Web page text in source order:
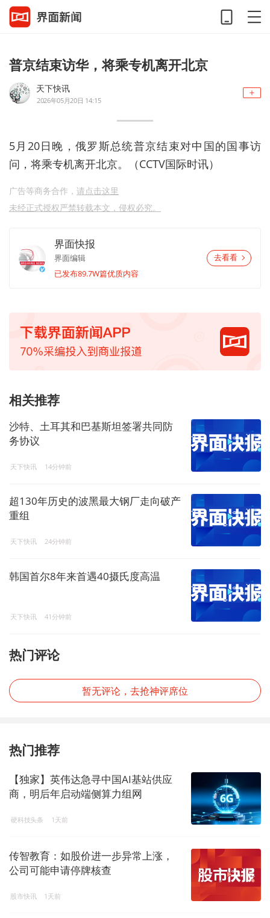
普京结束访华，将乘专机离开北京
天下快讯
2026年05月20日 14:15
5月20日晚，俄罗斯总统普京结束对中国的国事访
问，将乘专机离开北京。（CCTV国际时讯）
广告等商务合作， 请点击这里
未经正式授权严禁转载本文，侵权必究。
界面快报
界面编辑
已发布89.7W篇优质内容
去看看
相关推荐
沙特、土耳其和巴基斯坦签署共同防
务协议
天下快讯 14分钟前
超130年历史的波黑最大钢厂走向破产
重组
天下快讯 24分钟前
韩国首尔8年来首遇40摄氏度高温
天下快讯 41分钟前
热门评论
暂无评论，去抢神评席位
热门推荐
【独家】英伟达急寻中国AI基站供应
商，明后年启动端侧算力组网
硬科技头条 1天前
传智教育：如股价进一步异常上涨，
公司可能申请停牌核查
股市快讯 1天前